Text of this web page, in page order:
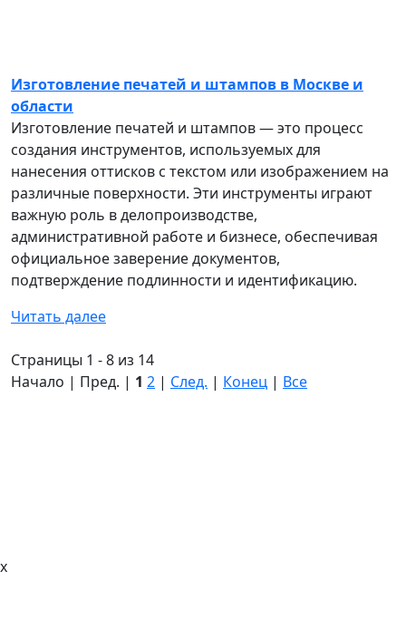
Изготовление печатей и штампов в Москве и
области
Изготовление печатей и штампов — это процесс
создания инструментов, используемых для
нанесения оттисков с текстом или изображением на
различные поверхности. Эти инструменты играют
важную роль в делопроизводстве,
административной работе и бизнесе, обеспечивая
официальное заверение документов,
подтверждение подлинности и идентификацию.
Читать далее
Страницы 1 - 8 из 14
Начало | Пред. | 1 2 | След. | Конец | Все
x